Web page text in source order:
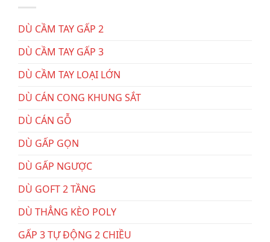
DÙ CẦM TAY GẤP 2
DÙ CẦM TAY GẤP 3
DÙ CẦM TAY LOẠI LỚN
DÙ CÁN CONG KHUNG SẮT
DÙ CÁN GỖ
DÙ GẤP GỌN
DÙ GẤP NGƯỢC
DÙ GOFT 2 TẦNG
DÙ THẲNG KÈO POLY
GẤP 3 TỰ ĐỘNG 2 CHIỀU